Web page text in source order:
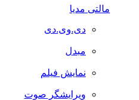
مالتی مدیا
دی.وی.دی
مبدل
نمایش فیلم
ویرایشگر صوت